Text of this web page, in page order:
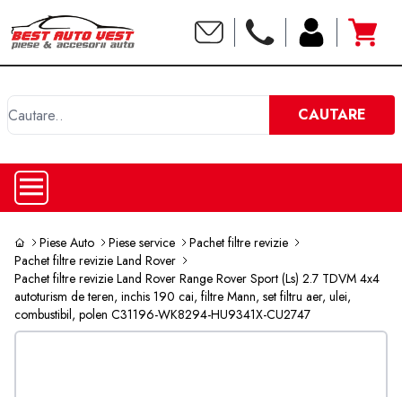
CAUTARE
Piese Auto Piese service
Pachet filtre revizie
Pachet filtre revizie Land Rover
Pachet filtre revizie Land Rover Range Rover Sport (Ls) 2.7 TDVM 4x4
autoturism de teren, inchis 190 cai, filtre Mann, set filtru aer, ulei,
combustibil, polen C31196-WK8294-HU9341X-CU2747